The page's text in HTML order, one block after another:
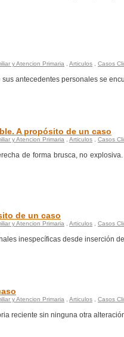
y Atencion Primaria Articulos Casos
antecedentes personales se
A propósito de un caso
y Atencion Primaria Articulos Casos
de forma brusca, no
de un caso
y Atencion Primaria Articulos Casos
inespecíficas desde inserción
y Atencion Primaria Articulos Casos
reciente sin ninguna otra